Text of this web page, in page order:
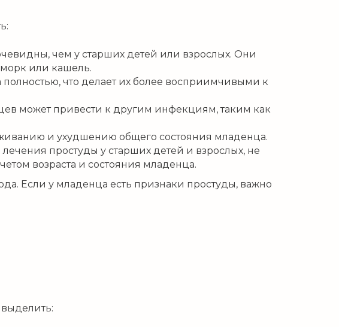
чем у старших детей или взрослых. Они
или кашель.
что делает их более восприимчивыми к
может привести к другим инфекциям, таким как
и ухудшению общего состояния младенца.
простуды у старших детей и взрослых, не
возраста и состояния младенца.
Если у младенца есть признаки простуды, важно